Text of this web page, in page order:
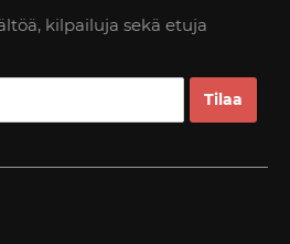
kilpailuja sekä etuja